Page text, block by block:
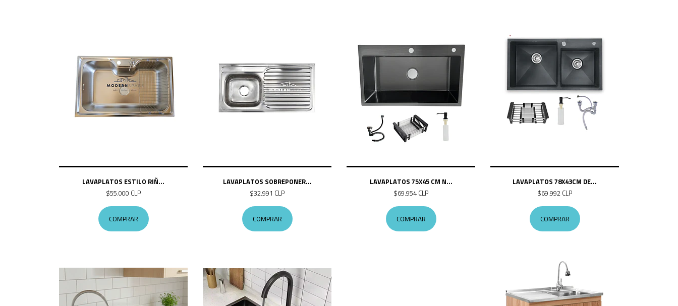
LAVAPLATOS ESTILO RIÑ...
$55.000 CLP
COMPRAR
LAVAPLATOS SOBREPONER...
$32.991 CLP
COMPRAR
LAVAPLATOS 75X45 CM N...
$69.954 CLP
COMPRAR
LAVAPLATOS 78X43CM DE...
$69.992 CLP
COMPRAR